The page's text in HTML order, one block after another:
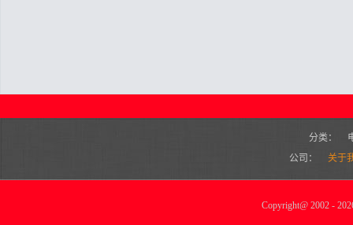
分类：
公司：
关于
Copyright@2002 -